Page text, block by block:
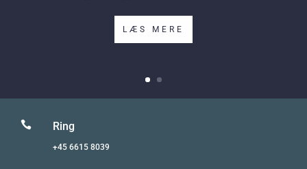
LÆS MERE
 Ring
+45 6615 8039